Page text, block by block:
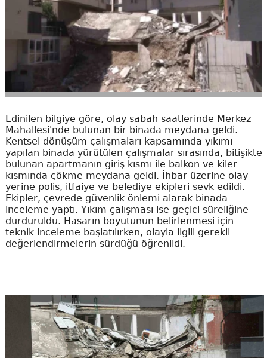
Edinilen bilgiye göre, olay sabah saatlerinde Merkez
Mahallesi'nde bulunan bir binada meydana geldi.
Kentsel dönüşüm çalışmaları kapsamında yıkımı
yapılan binada yürütülen çalışmalar sırasında, bitişikte
bulunan apartmanın giriş kısmı ile balkon ve kiler
kısmında çökme meydana geldi. İhbar üzerine olay
yerine polis, itfaiye ve belediye ekipleri sevk edildi.
Ekipler, çevrede güvenlik önlemi alarak binada
inceleme yaptı. Yıkım çalışması ise geçici süreliğine
durduruldu. Hasarın boyutunun belirlenmesi için
teknik inceleme başlatılırken, olayla ilgili gerekli
değerlendirmelerin sürdüğü öğrenildi.